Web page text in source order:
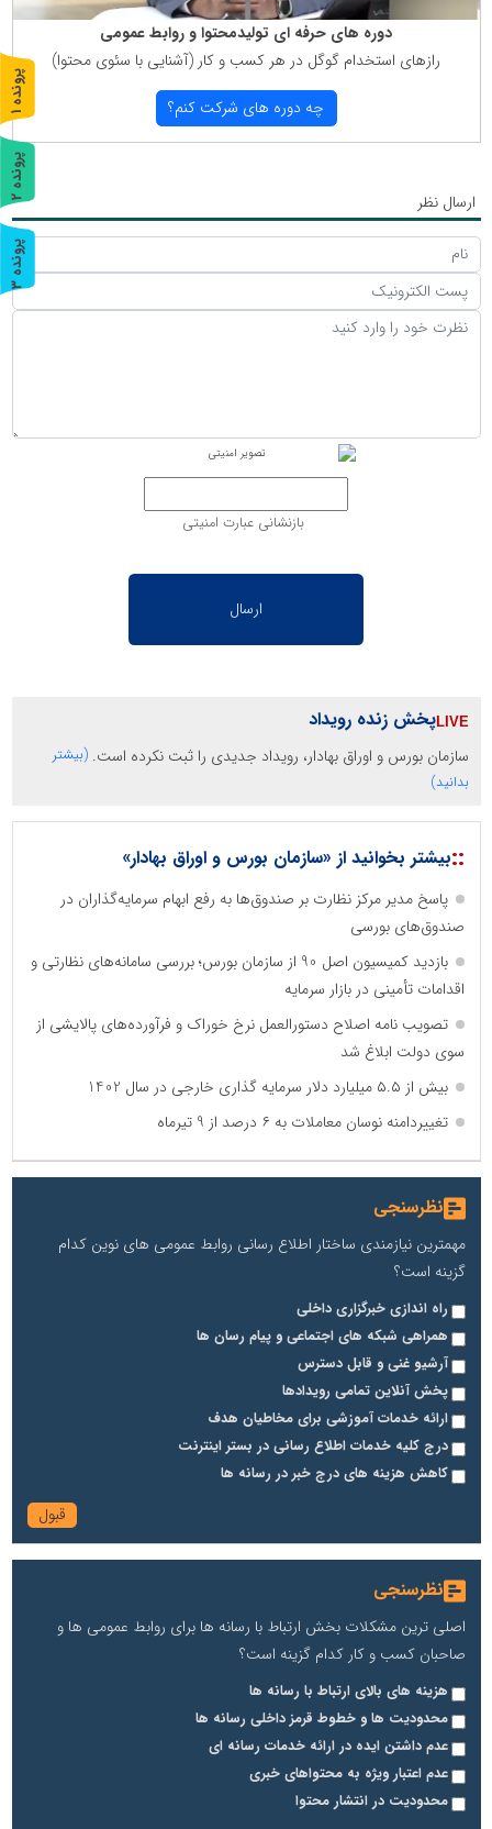
دوره های حرفه ای تولیدمحتوا و روابط عمومی
رازهای استخدام گوگل در هر كسب و كار (آشنایی با سئوی محتوا)
چه دوره های شركت كنم؟
ارسال نظر
بازنشانی عبارت امنیتی
پخش زنده رویداد
سازمان بورس و اوراق بهادار، رویداد جدیدی را ثبت نکرده است. (بیشتر
بدانید)
::بیشتر بخوانید از «سازمان بورس و اوراق بهادار»
پاسخ مدیر مرکز نظارت بر صندوق‌ها به رفع ابهام‌ سرمایه‌گذاران در
صندوق‌های بورسی
بازدید کمیسیون اصل 90 از سازمان بورس؛ بررسی سامانه‌های نظارتی و
اقدامات تأمینی در بازار سرمایه
تصویب نامه اصلاح دستورالعمل نرخ خوراک و فرآورده‌های پالایشی از
سوی دولت ابلاغ شد
بیش از ۵.۵ میلیارد دلار سرمایه گذاری خارجی در سال 1402
تغییردامنه نوسان معاملات به ۶ درصد از 9 تیرماه
نظرسنجی
مهمترین نیازمندی ساختار اطلاع رسانی روابط عمومی های نوین کدام
گزینه است؟
راه اندازی خبرگزاری داخلی
همراهی شبکه های اجتماعی و پیام رسان ها
آرشیو غنی و قابل دسترس
پخش آنلاین تمامی رویدادها
ارائه خدمات آموزشی برای مخاطیان هدف
درج کلیه خدمات اطلاع رسانی در بستر اینترنت
کاهش هزینه های درج خبر در رسانه ها
نظرسنجی
اصلی ترین مشکلات بخش ارتباط با رسانه ها برای روابط عمومی ها و
صاحبان کسب و کار کدام گزینه است؟
هزینه های بالای ارتباط با رسانه ها
محدودیت ها و خطوط قرمز داخلی رسانه ها
عدم داشتن ایده در ارائه خدمات رسانه ای
عدم اعتبار ویژه به محتواهای خبری
محدودیت در انتشار محتوا
پ
ر
و
ن
د
ه
1
پ
ر
و
ن
د
ه
2
پ
ر
و
ن
د
ه
3